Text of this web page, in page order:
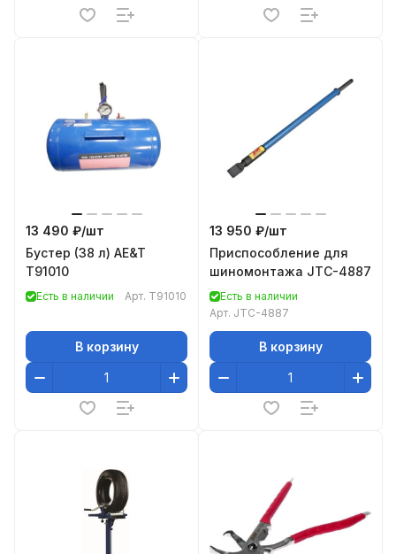
13 490 ₽/шт
Бустер (38 л) AE&T
T91010
Есть в наличии Арт. T91010
В корзину
13 950 ₽/шт
Приспособление для
шиномонтажа JTC-4887
Есть в наличии
Арт. JTC-4887
В корзину